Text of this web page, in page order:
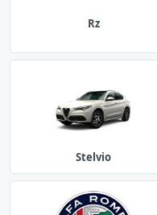
Rz
Stelvio